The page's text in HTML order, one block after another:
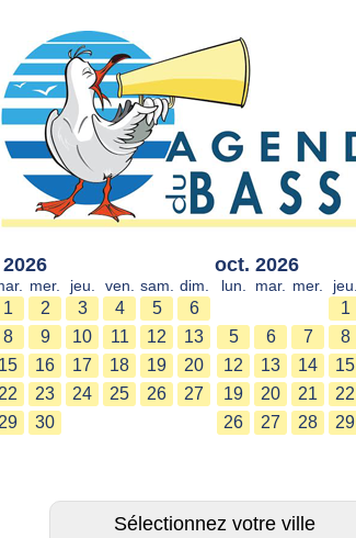
mer. jeu. ven. sam. dim.
1 2 3 4 5
6
8 9 10 11 12
13
15 16 17 18 19
20
22 23 24 25 26
27
29 30
oct. 2026
lun. mar. mer. jeu.
1
5
6 7 8
12
13 14 15
19
20 21 22
26
27 28 29
Sélectionnez votre ville